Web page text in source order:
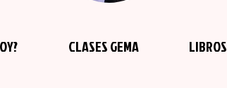
CLASES GEMA LIBROS